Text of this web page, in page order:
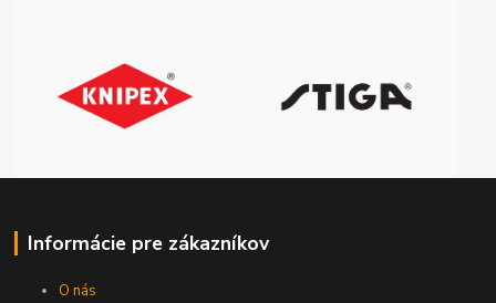
Informácie pre zákazníkov
O nás